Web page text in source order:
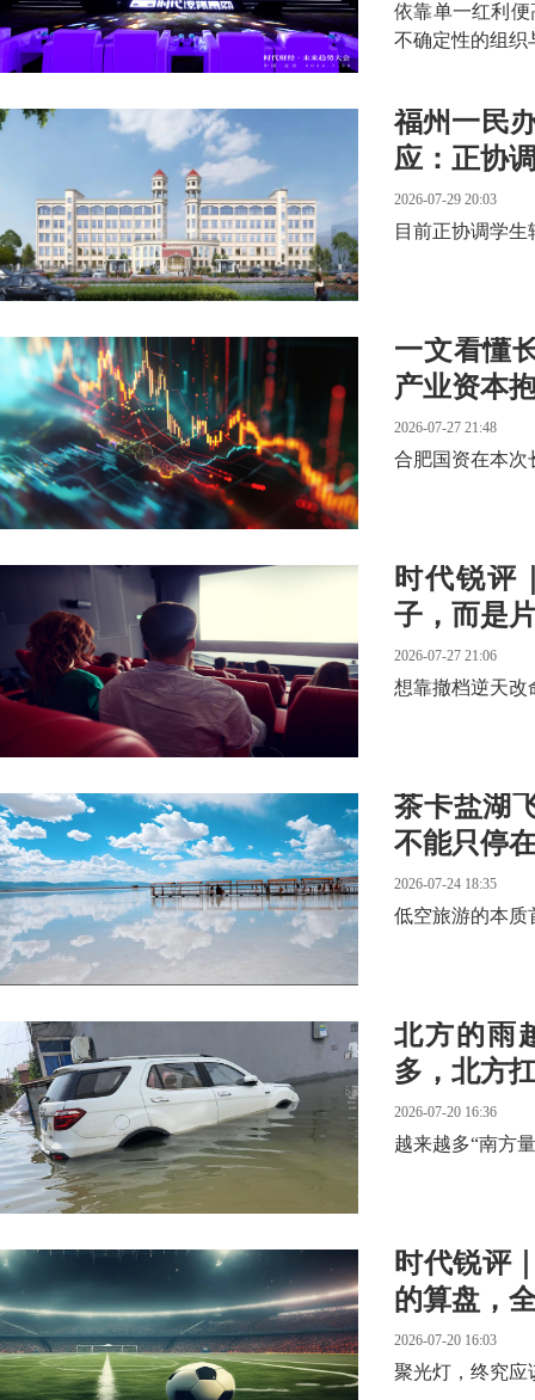
依靠单一红利
不确定性的组织
福州一民
应：正协
2026-07-29 20:03
目前正协调学
一文看懂
产业资本
2026-07-27 21:48
合肥国资在本次
时代锐评
子，而是
2026-07-27 21:06
想靠撤档逆天改
茶卡盐湖
不能只停
2026-07-24 18:35
低空旅游的本质
北方的雨
多，北方
2026-07-20 16:36
越来越多“南方
时代锐评
的算盘，
2026-07-20 16:03
聚光灯，终究应